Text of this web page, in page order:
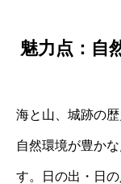
魅力点：自
海と山、城跡の
自然環境が豊か
す。日の出・日